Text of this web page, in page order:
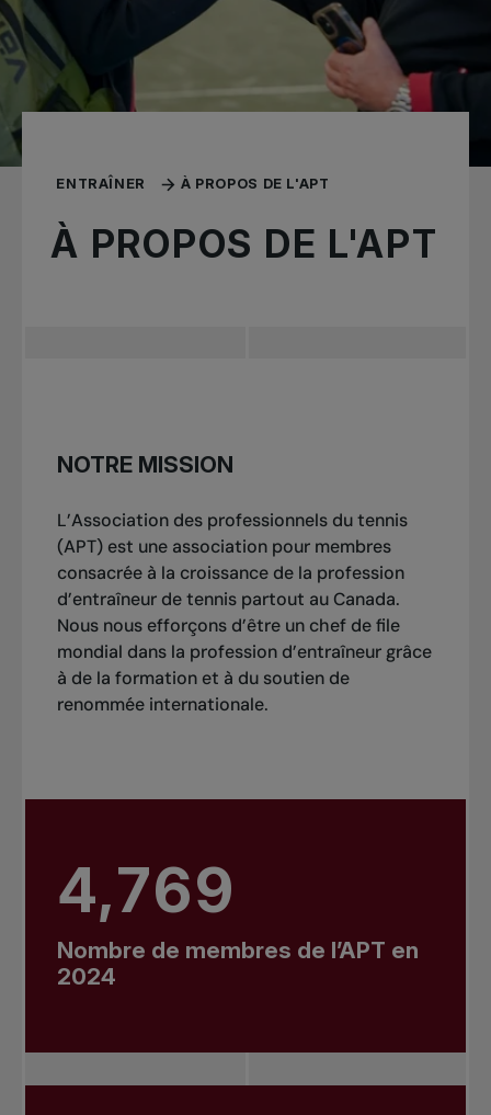
ENTRAÎNER À PROPOS DE L'APT
À PROPOS DE L'APT
NOTRE MISSION
L’Association des professionnels du tennis
(APT) est une association pour membres
consacrée à la croissance de la profession
d’entraîneur de tennis partout au Canada.
Nous nous efforçons d’être un chef de file
mondial dans la profession d’entraîneur grâce
à de la formation et à du soutien de
renommée internationale.
4,769
Nombre de membres de l’APT en
2024